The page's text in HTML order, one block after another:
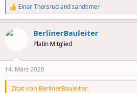
R
e
a
c
s
:
Einar Thorsrudandsandtimer
BerlinerBauleiter
Platin Mitglied
14. März 2020
Zitat von BerlinerBauleiter: